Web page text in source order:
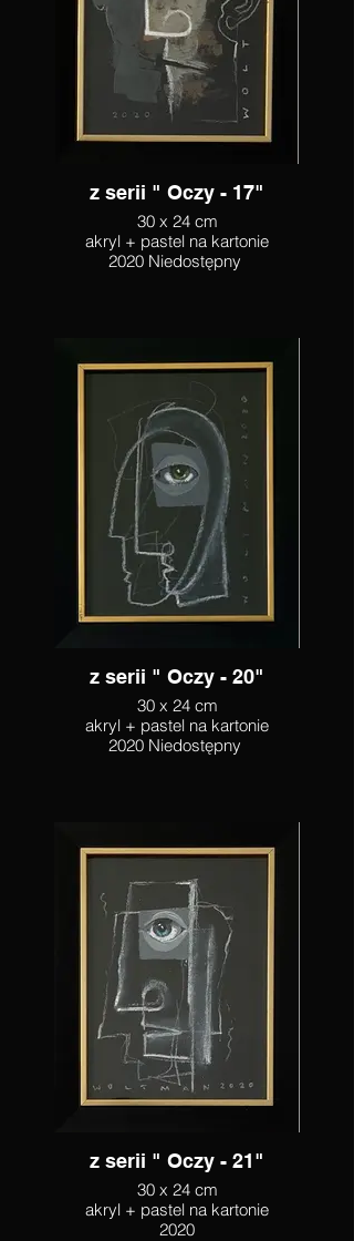
z serii " Oczy - 17"
30 x 24 cm
akryl + pastel na kartonie
2020 Niedostępny
z serii " Oczy - 20"
30 x 24 cm
akryl + pastel na kartonie
2020 Niedostępny
z serii " Oczy - 21"
30 x 24 cm
akryl + pastel na kartonie
2020